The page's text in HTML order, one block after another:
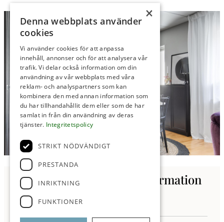
Kontakta oss för mer information
×
Denna webbplats använder
cookies
Vi använder cookies för att anpassa
innehåll, annonser och för att analysera vår
trafik. Vi delar också information om din
användning av vår webbplats med våra
reklam- och analyspartners som kan
kombinera den med annan information som
du har tillhandahållit dem eller som de har
samlat in från din användning av deras
tjänster. Integritetspolicy
STRIKT NÖDVÄNDIGT
PRESTANDA
INRIKTNING
FUNKTIONER